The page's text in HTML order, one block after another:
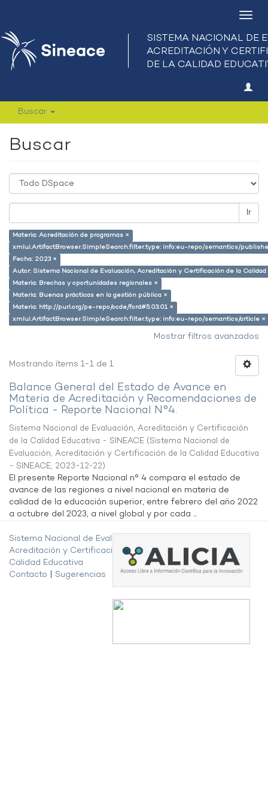
Buscar
Buscar
Ir
Materia: Acreditación de programas ×
xmlui.ArtifactBrowser.SimpleSearch.filter.type: info:eu-repo/semantics/
Fecha: 2023 ×
Autor: Sistema Nacional de Evaluación, Acreditación y Certificación de la
Materia: Brechas y oportunidades regionales ×
Materia: Buenas prácticas en la gestión pública ×
Materia: http://purl.org/pe-repo/ocde/ford#5.03.01 ×
xmlui.ArtifactBrowser.SimpleSearch.filter.type: info:eu-repo/semantics/article ×
Mostrar filtros avanzados
Mostrando ítems 1-1 de 1
Balance General del Estado de Avance en
Materia de Acreditación y Recomendaciones de
Política - Reporte Nacional N°4.
Sistema Nacional de Evaluación, Acreditación y Certificación
de la Calidad Educativa - SINEACE (Sistema Nacional de
Evaluación, Acreditación y Certificación de la Calidad Educativa
- SINEACE, 2023-12-22)
El presente Reporte Nacional n° 4 compara el estado de
avance de las regiones a nivel nacional en materia de
calidad de la educación superior, entre febrero del año 2022
a octubre del 2023, a nivel global y por cada ...
Sistema Nacional de Evaluación,
Acreditación y Certificación de la
Calidad Educativa
Contacto
Sugerencias